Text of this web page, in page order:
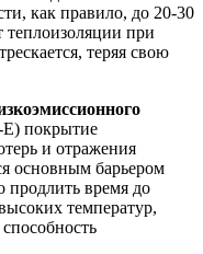
как правило, до 20-30
теплоизоляции при
теряя свою
покрытие
и отражения
основным барьером
продлить время до
температур,